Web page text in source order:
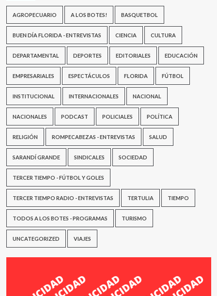
AGROPECUARIO A LOS BOTES! BASQUETBOL
BUEN DÍA FLORIDA - ENTREVISTAS CIENCIA CULTURA
DEPARTAMENTAL DEPORTES EDITORIALES EDUCACIÓN
EMPRESARIALES ESPECTÁCULOS FLORIDA FÚTBOL
INSTITUCIONAL INTERNACIONALES NACIONAL
NACIONALES PODCAST POLICIALES POLÍTICA
RELIGIÓN ROMPECABEZAS - ENTREVISTAS SALUD
SARANDÍ GRANDE SINDICALES SOCIEDAD
TERCER TIEMPO - FÚTBOL Y GOLES
TERCER TIEMPO RADIO - ENTREVISTAS TERTULIA TIEMPO
TODOS A LOS BOTES - PROGRAMAS TURISMO
UNCATEGORIZED VIAJES